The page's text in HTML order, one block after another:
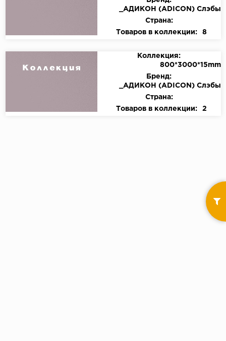
_АДИКОН (ADICON) Слэбы
Страна:
Товаров в коллекции:
8
Коллекция:
800*3000*15mm
Бренд:
_АДИКОН (ADICON) Слэбы
Страна:
Товаров в коллекции:
2